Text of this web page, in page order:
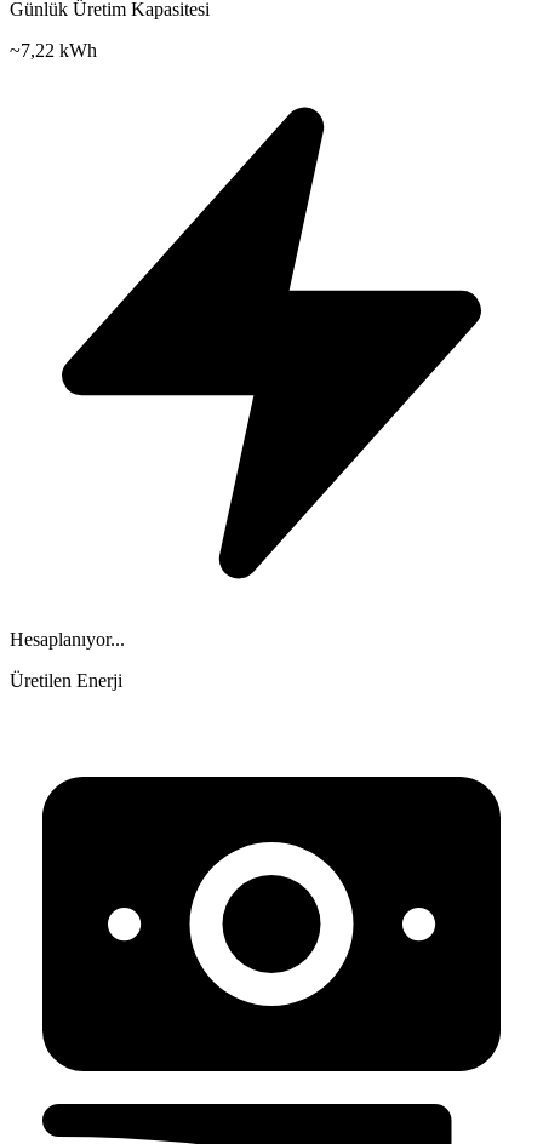
Günlük Üretim Kapasitesi
~7,22 kWh
Hesaplanıyor...
Üretilen Enerji